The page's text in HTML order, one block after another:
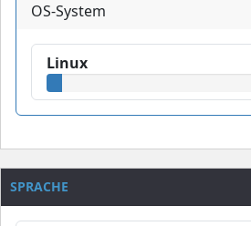
OS-System
Linux
SPRACHE